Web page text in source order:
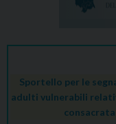
Sportello per le
adulti vulnerabili